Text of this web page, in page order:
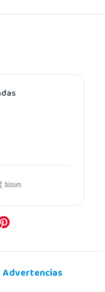
Advertencias